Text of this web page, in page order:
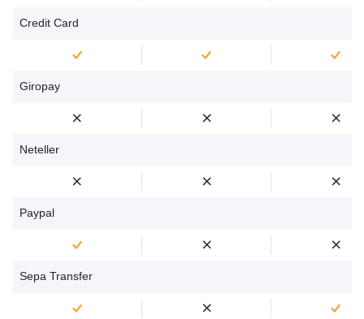
Credit Card
Giropay
Neteller
Paypal
Sepa Transfer